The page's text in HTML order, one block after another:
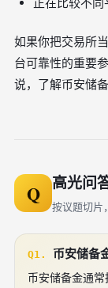
如果你把交易所
台可靠性的重要
说，了解币安储
Q 高光问
按议题切片
Q1. 币安储备
币安储备金通